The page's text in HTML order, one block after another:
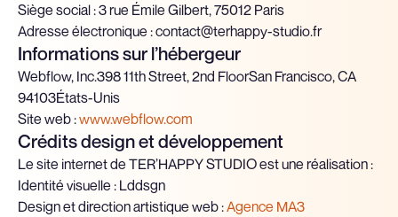
Siège social : 3 rue Émile Gilbert, 75012 Paris
Adresse électronique : contact@terhappy-studio.fr
Informations sur l’hébergeur
Webflow, Inc.398 11th Street, 2nd FloorSan Francisco, CA
94103États-Unis
Site web :www.webflow.com
Crédits design et développement
Le site internet de TER’HAPPY STUDIO est une réalisation :
Identité visuelle : Lddsgn
Design et direction artistique web :Agence MA3